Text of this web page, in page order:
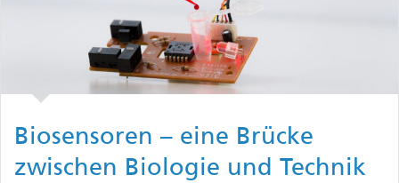
Biosensoren – eine Brücke
zwischen Biologie und Technik